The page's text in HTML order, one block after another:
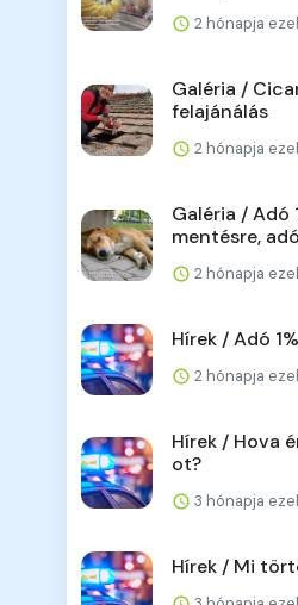
2 hónapja
Galéria /
felajánálás
2 hónapja
Galéria / Adó
mentésre,
2 hónapja
Hírek / Adó
2 hónapja
Hírek / Hova
ot?
3 hónapja
Hírek / Mi